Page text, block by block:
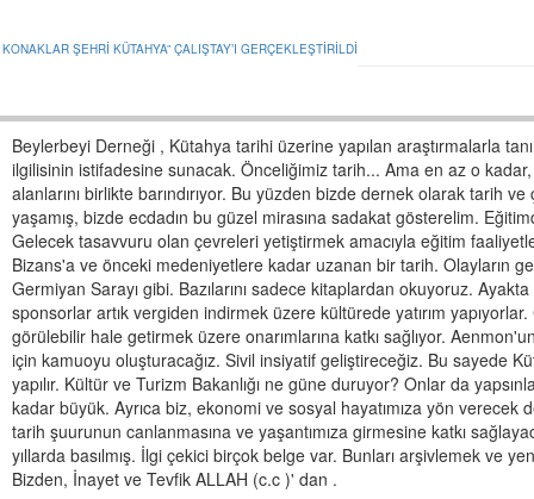
KONAKLAR ŞEHRİ KÜTAHYA” ÇALIŞTAY’I GERÇEKLEŞTİRİLDİ
KÜTAHYA TARIH ATLASI ÇIKTI
HASAN FEHMI KINAY, VALI ŞERIF YILMAZ’A 3 BOYUTLU ’KÜTAHYA TARIH ATLASI’ HEDIYE
3 BOYUTLU ’KÜTAHYA TARIH ATLASI’ ÇIKTI
KÜTAHYA BELEDIYE BAŞKANI SAYIN KAMIL SARAÇOĞLU'NA TEŞEKKÜRLER
Beylerbeyi Derneği , Kütahya tarihi üzerine yapılan araştırmalarla
ilgilisinin istifadesine sunacak. Önceliğimiz tarih... Ama en az o
alanlarını birlikte barındırıyor. Bu yüzden bizde dernek olarak tarih
yaşamış, bizde ecdadın bu güzel mirasına sadakat gösterelim.
Gelecek tasavvuru olan çevreleri yetiştirmek amacıyla eğitim
Bizans'a ve önceki medeniyetlere kadar uzanan bir tarih. Olayların
Germiyan Sarayı gibi. Bazılarını sadece kitaplardan okuyoruz.
sponsorlar artık vergiden indirmek üzere kültürede yatırım
görülebilir hale getirmek üzere onarımlarına katkı sağlıyor.
için kamuoyu oluşturacağız. Sivil insiyatif geliştireceğiz. Bu sayede
yapılır. Kültür ve Turizm Bakanlığı ne güne duruyor? Onlar da
kadar büyük. Ayrıca biz, ekonomi ve sosyal hayatımıza yön
tarih şuurunun canlanmasına ve yaşantımıza girmesine katkı
yıllarda basılmış. İlgi çekici birçok belge var. Bunları arşivlemek ve
Bizden, İnayet ve Tevfik ALLAH (c.c )' dan .